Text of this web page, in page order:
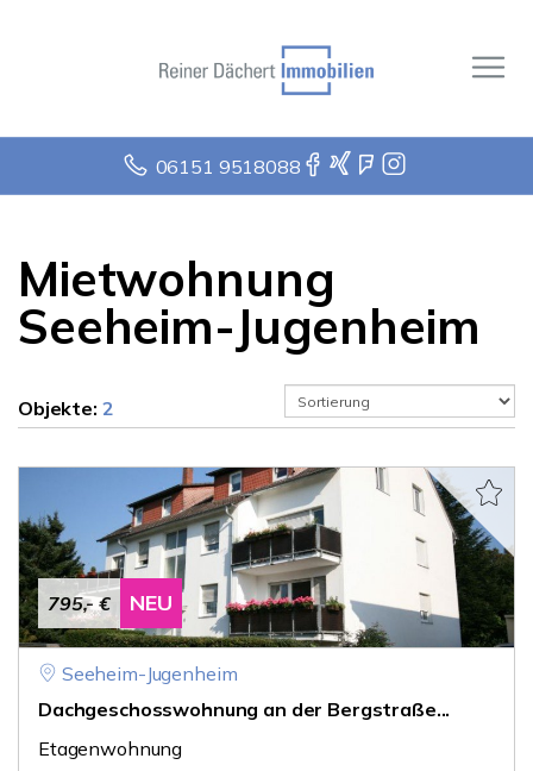
06151 9518088
Mietwohnung
Seeheim-Jugenheim
Objekte: 2
795,- € NEU
Seeheim-Jugenheim
Dachgeschosswohnung an der Bergstraße...
Etagenwohnung